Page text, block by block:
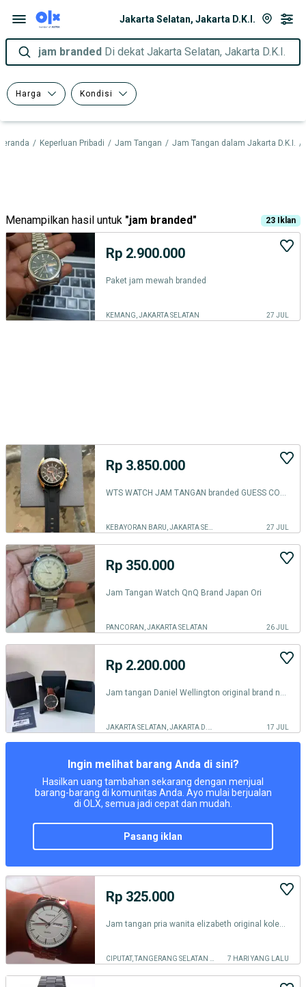
Jakarta Selatan, Jakarta D.K.I.
jam branded Di dekat Jakarta Selatan, Jakarta D.K.I.
Harga Kondisi
/ Keperluan Pribadi / Jam Tangan / Jam Tangan dalam Jakarta D.K.I. /
Menampilkan hasil untuk "jam branded" 23 Iklan
Rp 2.900.000
Paket jam mewah branded
KEMANG, JAKARTA SELATAN 27 JUL
Rp 3.850.000
27 JUL
Rp 350.000
Jam Tangan Watch QnQ Brand Japan Ori
PANCORAN, JAKARTA SELATAN 26 JUL
Rp 2.200.000
17 JUL
Ingin melihat barang Anda di sini?
Hasilkan uang tambahan sekarang dengan menjual
barang-barang di komunitas Anda. Ayo mulai berjualan
di OLX, semua jadi cepat dan mudah.
pasang iklan
Rp 325.000
7 HARI YANG LALU